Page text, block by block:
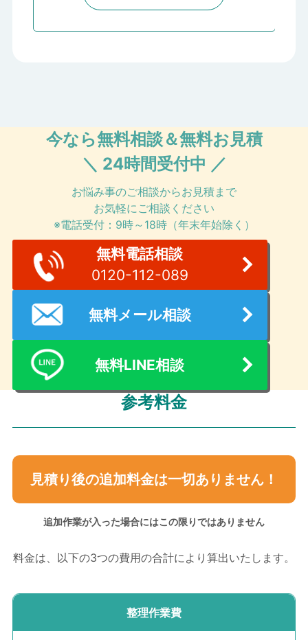
今なら無料相談＆無料お見積
＼ 24時間受付中 ／
お悩み事のご相談からお見積まで
お気軽にご相談ください
※電話受付：9時～18時（年末年始除く）
無料電話相談
0120-112-089
無料メール相談
無料LINE相談
参考料金
見積り後の追加料金は一切ありません！
追加作業が入った場合にはこの限りではありません
料金は、以下の3つの費用の合計により算出いたします。
整理作業費